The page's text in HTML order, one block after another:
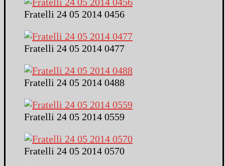
Fratelli 24 05 2014 0456
Fratelli 24 05 2014 0477
Fratelli 24 05 2014 0488
Fratelli 24 05 2014 0559
Fratelli 24 05 2014 0570